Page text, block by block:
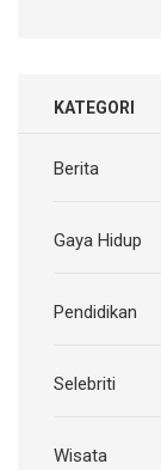
KATEGORI
Berita
Gaya Hidup
Pendidikan
Selebriti
Wisata